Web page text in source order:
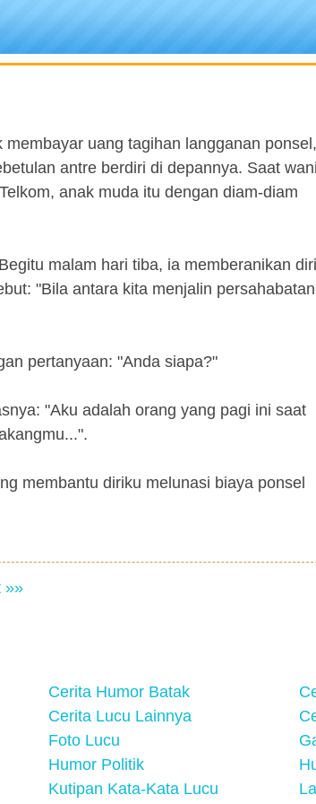
uang tagihan langganan ponsel,
antre berdiri di depannya. Saat
anak muda itu dengan diam-diam
malam hari tiba, ia memberanikan diri
"Bila antara kita menjalin
pertanyaan: "Anda siapa?"
"Aku adalah orang yang pagi ini saat
membantu diriku melunasi biaya ponsel
»»
Cerita Humor Batak
Cerita Lucu Lainnya
Foto Lucu
Humor Politik
Kutipan Kata-Kata Lucu